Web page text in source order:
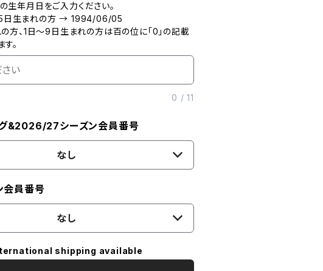
生年月日をご入力ください。
日生まれの方 → 1994/06/05
方、1日～9日生まれの方は百の位に「0」の記載
。
0 /11
&2026/27シーズン会員番号
なし
会員番号
なし
shipping available